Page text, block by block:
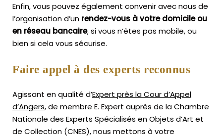
Enfin, vous pouvez également convenir avec nous de
l’organisation d’un rendez-vous à votre domicile ou
en réseau bancaire, si vous n’êtes pas mobile, ou
bien si cela vous sécurise.
Faire appel à des experts reconnus
Agissant en qualité d’Expert près la Cour d’Appel
d’Angers, de membre E. Expert auprès de laChambre
Nationale des Experts Spécialisés en Objets d’Art et
de Collection (CNES),nous mettons à votre